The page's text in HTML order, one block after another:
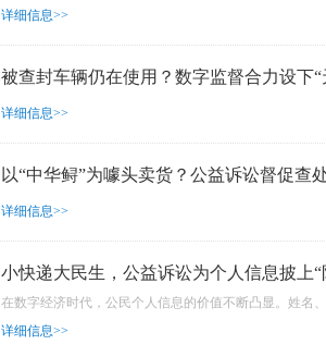
详细信息>>
被查封车辆仍在使用？数字监督合力设下
详细信息>>
以“中华鲟”为噱头卖货？公益诉讼督促查
详细信息>>
小快递大民生，公益诉讼为个人信息披上“
在数字经济时代，公民个人信息的价值不断凸显。姓
详细信息>>